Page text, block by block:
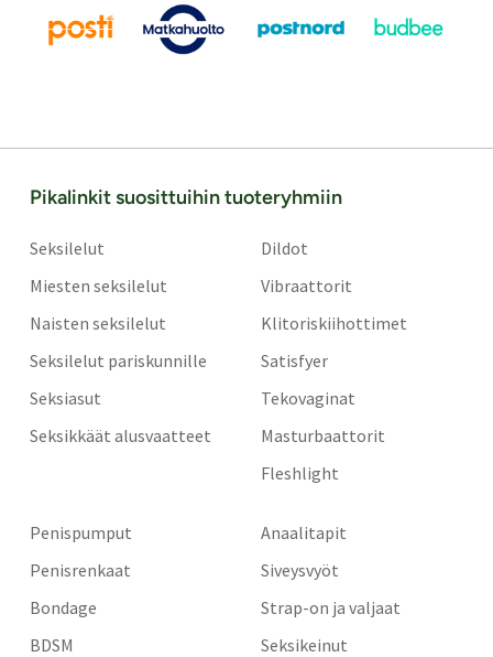
Pikalinkit suosittuihin tuoteryhmiin
Seksilelut
Miesten seksilelut
Naisten seksilelut
Seksilelut pariskunnille
Seksiasut
Seksikkäät alusvaatteet
Dildot
Vibraattorit
Klitoriskiihottimet
Satisfyer
Tekovaginat
Masturbaattorit
Fleshlight
Penispumput
Penisrenkaat
Bondage
BDSM
Anaalitapit
Siveysvyöt
Strap-on ja valjaat
Seksikeinut